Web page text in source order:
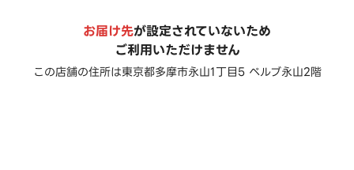
お届け先が設定されていないため
ご利用いただけません
この店舗の住所は東京都多摩市永山1丁目5 ベルブ永山2階